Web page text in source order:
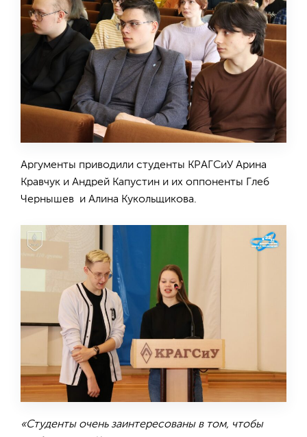
Аргументы приводили студенты КРАГСиУ Арина
Кравчук и Андрей Капустин и их оппоненты Глеб
Чернышев и Алина Кукольщикова.
«Студенты очень заинтересованы в том, чтобы